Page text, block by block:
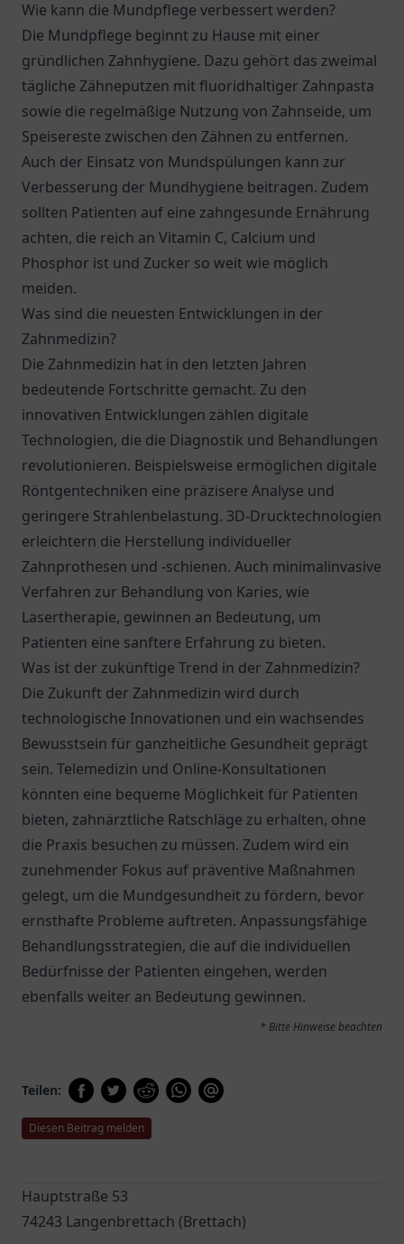
Wie kann die Mundpflege verbessert werden?
Die Mundpflege beginnt zu Hause mit einer
gründlichen Zahnhygiene. Dazu gehört das zweimal
tägliche Zähneputzen mit fluoridhaltiger Zahnpasta
sowie die regelmäßige Nutzung von Zahnseide, um
Speisereste zwischen den Zähnen zu entfernen.
Auch der Einsatz von Mundspülungen kann zur
Verbesserung der Mundhygiene beitragen. Zudem
sollten Patienten auf eine zahngesunde Ernährung
achten, die reich an Vitamin C, Calcium und
Phosphor ist und Zucker so weit wie möglich
meiden.
Was sind die neuesten Entwicklungen in der
Zahnmedizin?
Die Zahnmedizin hat in den letzten Jahren
bedeutende Fortschritte gemacht. Zu den
innovativen Entwicklungen zählen digitale
Technologien, die die Diagnostik und Behandlungen
revolutionieren. Beispielsweise ermöglichen digitale
Röntgentechniken eine präzisere Analyse und
geringere Strahlenbelastung. 3D-Drucktechnologien
erleichtern die Herstellung individueller
Zahnprothesen und -schienen. Auch minimalinvasive
Verfahren zur Behandlung von Karies, wie
Lasertherapie, gewinnen an Bedeutung, um
Patienten eine sanftere Erfahrung zu bieten.
Was ist der zukünftige Trend in der Zahnmedizin?
Die Zukunft der Zahnmedizin wird durch
technologische Innovationen und ein wachsendes
Bewusstsein für ganzheitliche Gesundheit geprägt
sein. Telemedizin und Online-Konsultationen
könnten eine bequeme Möglichkeit für Patienten
bieten, zahnärztliche Ratschläge zu erhalten, ohne
die Praxis besuchen zu müssen. Zudem wird ein
zunehmender Fokus auf präventive Maßnahmen
gelegt, um die Mundgesundheit zu fördern, bevor
ernsthafte Probleme auftreten. Anpassungsfähige
Behandlungsstrategien, die auf die individuellen
Bedürfnisse der Patienten eingehen, werden
ebenfalls weiter an Bedeutung gewinnen.
* Bitte Hinweise beachten
Teilen:
Diesen Beitrag melden
Hauptstraße 53
74243 Langenbrettach (Brettach)